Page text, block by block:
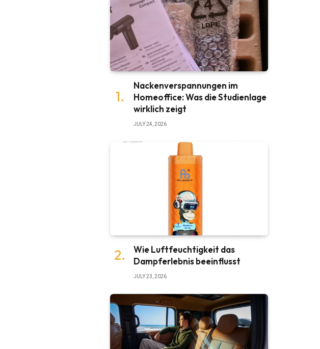
Nackenverspannungen im
Homeoffice: Was die Studienlage
wirklich zeigt
JULY 24, 2026
Wie Luftfeuchtigkeit das
Dampferlebnis beeinflusst
JULY 23, 2026